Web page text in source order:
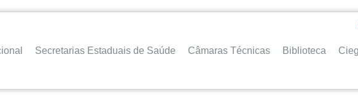
Secretarias Estaduais de Saúde Câmaras Técnicas Biblioteca